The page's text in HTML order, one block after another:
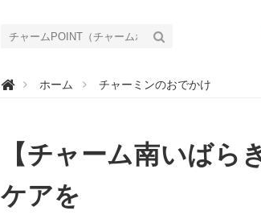
チ
O
N
チ
ャ
ホーム チャーミンのおでかけ
【チャーム南いば
ケアを